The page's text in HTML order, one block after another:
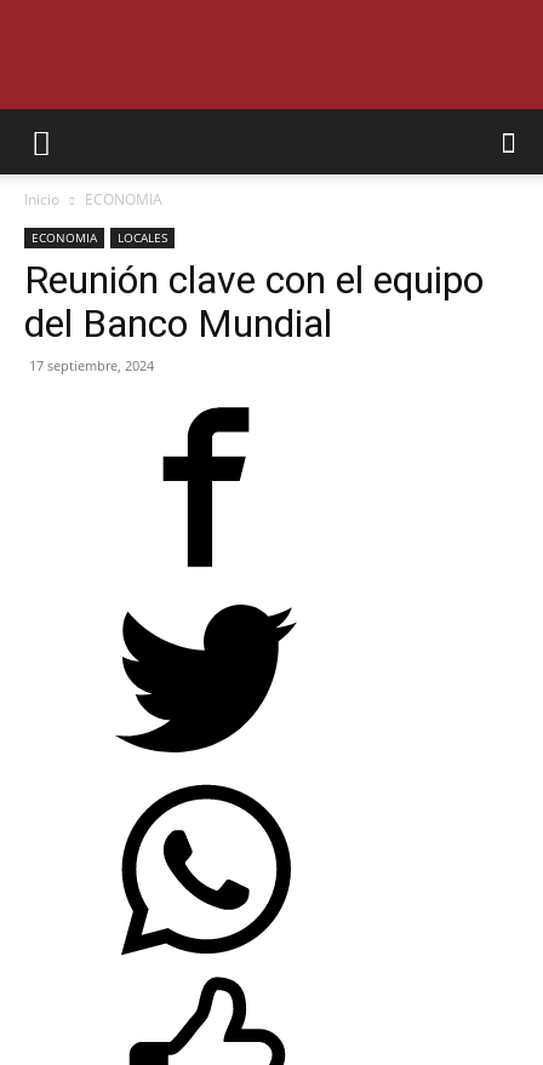
SEMANARIO
JUJUY
Inicio ECONOMIA
ECONOMIA LOCALES
Reunión clave con el equipo
del Banco Mundial
17 septiembre, 2024